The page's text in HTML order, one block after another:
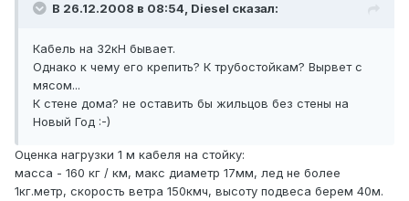
В 26.12.2008 в 08:54, Diesel сказал:
Кабель на 32кН бывает.
Однако к чему его крепить? К трубостойкам? Вырвет с
мясом...
К стене дома? не оставить бы жильцов без стены на
Новый Год :-)
Оценка нагрузки 1 м кабеля на стойку:
масса - 160 кг / км, макс диаметр 17мм, лед не более
1кг.метр, скорость ветра 150кмч, высоту подвеса берем 40м.